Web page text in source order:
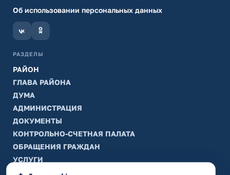
Об использовании персональных данных
РАЗДЕЛЫ
РАЙОН
ГЛАВА РАЙОНА
ДУМА
АДМИНИСТРАЦИЯ
ДОКУМЕНТЫ
КОНТРОЛЬНО-СЧЕТНАЯ ПАЛАТА
ОБРАЩЕНИЯ ГРАЖДАН
УСЛУГИ
ТИК